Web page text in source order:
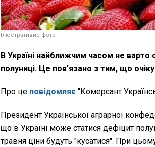
Ілюстративне фото
В Україні найближчим часом не варто
полуниці. Це пов'язано з тим, що
Про це повідомляє "Комерсант
Президент Української аграрної
що в Україні може статися дефіцит
травня ціни будуть "кусатися". При